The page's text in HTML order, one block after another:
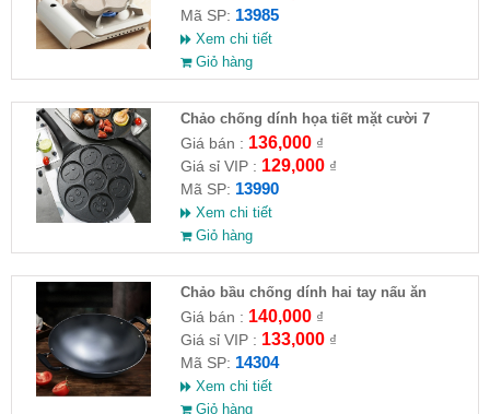
Mã SP: 13985
Xem chi tiết
Giỏ hàng
Chảo chống dính họa tiết mặt cười 7
khuôn
Giá bán : 136,000₫
Giá sỉ VIP : 129,000₫
Mã SP: 13990
Xem chi tiết
Giỏ hàng
Chảo bầu chống dính hai tay nấu ăn
Giá bán : 140,000₫
Giá sỉ VIP : 133,000₫
Mã SP: 14304
Xem chi tiết
Giỏ hàng